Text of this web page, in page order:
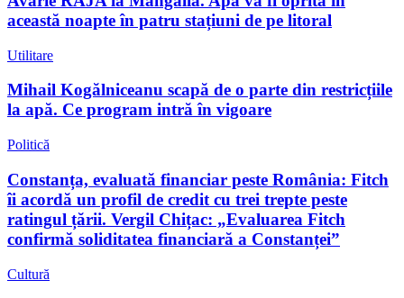
această noapte în patru stațiuni de pe litoral
Utilitare
Mihail Kogălniceanu scapă de o parte din restricțiile
la apă. Ce program intră în vigoare
Politică
Constanța, evaluată financiar peste România: Fitch
îi acordă un profil de credit cu trei trepte peste
ratingul țării. Vergil Chițac: „Evaluarea Fitch
confirmă soliditatea financiară a Constanței”
Cultură